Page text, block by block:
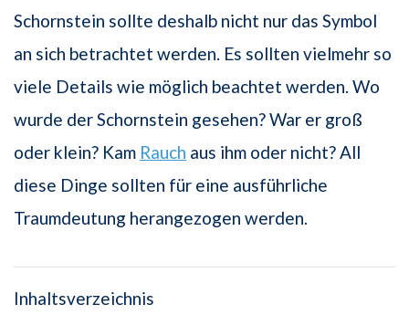
Schornstein sollte deshalb nicht nur das Symbol
an sich betrachtet werden. Es sollten vielmehr so
viele Details wie möglich beachtet werden. Wo
wurde der Schornstein gesehen? War er groß
oder klein? Kam Rauch aus ihm oder nicht? All
diese Dinge sollten für eine ausführliche
Traumdeutung herangezogen werden.
Inhaltsverzeichnis